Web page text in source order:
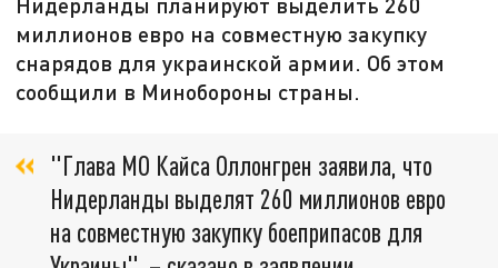
миллионов евро на совместную закупку
снарядов для украинской армии. Об этом
сообщили в Минобороны страны.
"Глава МО Кайса Оллонгрен заявила, что
Нидерланды выделят 260 миллионов евро
на совместную закупку боеприпасов для